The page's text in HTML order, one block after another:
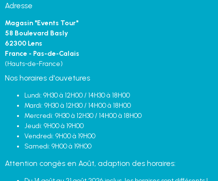
Adresse
Magasin "Events Tour"
58 Boulevard Basly
62300 Lens
France - Pas-de-Calais
(Hauts-de-France)
Nos horaires d'ouvetures
Lundi: 9H30 à 12H00 / 14H30 à 18H00
Mardi: 9H30 à 12H30 / 14H00 à 18H00
Mercredi: 9H30 à 12H30 / 14H00 à 18H00
Jeudi: 9H00 à 19H00
Vendredi: 9H00 à 19H00
Samedi: 9H00 à 19H00
Attention congès en Août, adaption des horaires: